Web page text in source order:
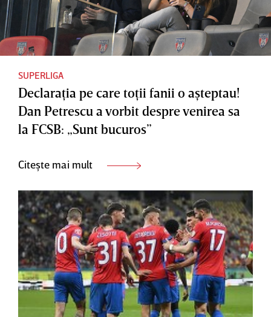
SUPERLIGA
Declaraţia pe care toţii fanii o aşteptau!
Dan Petrescu a vorbit despre venirea sa
la FCSB: „Sunt bucuros”
Citește mai mult